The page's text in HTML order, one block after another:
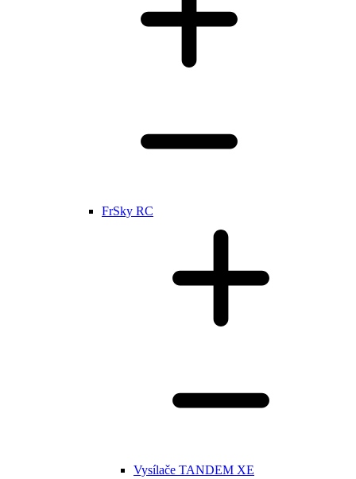
FrSky RC
Vysílače TANDEM XE